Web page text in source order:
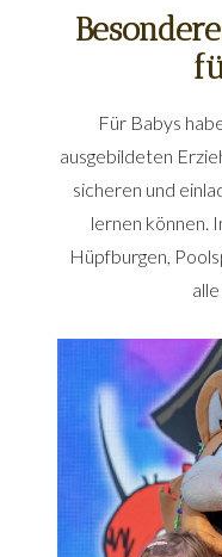
Für Babys
ausgebildeten
sicheren und
lernen können.
Hüpfburgen,